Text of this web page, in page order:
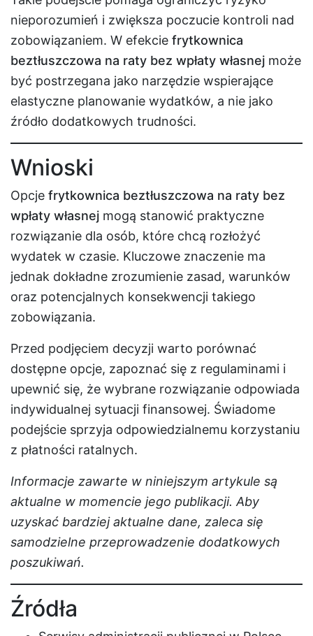
nieporozumień i zwiększa poczucie kontroli nad
zobowiązaniem. W efekcie frytkownica
beztłuszczowa na raty bez wpłaty własnej może
być postrzegana jako narzędzie wspierające
elastyczne planowanie wydatków, a nie jako
źródło dodatkowych trudności.
Wnioski
Opcje frytkownica beztłuszczowa na raty bez
wpłaty własnej mogą stanowić praktyczne
rozwiązanie dla osób, które chcą rozłożyć
wydatek w czasie. Kluczowe znaczenie ma
jednak dokładne zrozumienie zasad, warunków
oraz potencjalnych konsekwencji takiego
zobowiązania.
Przed podjęciem decyzji warto porównać
dostępne opcje, zapoznać się z regulaminami i
upewnić się, że wybrane rozwiązanie odpowiada
indywidualnej sytuacji finansowej. Świadome
podejście sprzyja odpowiedzialnemu korzystaniu
z płatności ratalnych.
Informacje zawarte w niniejszym artykule są
aktualne w momencie jego publikacji. Aby
uzyskać bardziej aktualne dane, zaleca się
samodzielne przeprowadzenie dodatkowych
poszukiwań.
Źródła